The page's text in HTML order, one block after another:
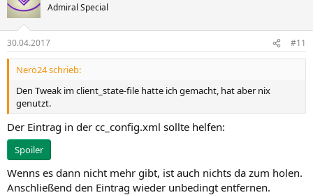
Admiral Special
30.04.2017 #11
Nero24 schrieb:
Den Tweak im client_state-file hatte ich gemacht, hat aber nix
genutzt.
Der Eintrag in der cc_config.xml sollte helfen:
Spoiler
Wenns es dann nicht mehr gibt, ist auch nichts da zum holen.
Anschließend den Eintrag wieder unbedingt entfernen.